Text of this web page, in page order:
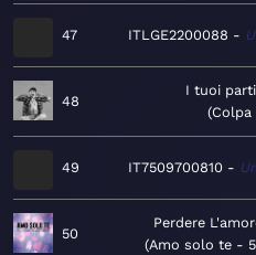
47 ITLGE2200088
48
I tuoi
Colpa
49 IT7509700810
50
Perdere
Amo solo te -